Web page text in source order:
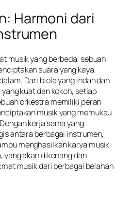
Harmoni dari
musik yang berbeda, sebuah
suara yang kaya,
Dari biola yang indah dan
kuat dan kokoh, setiap
orkestra memiliki peran
musik yang memukau
kerja sama yang
antara berbagai instrumen,
menghasilkan karya musik
yang akan dikenang dan
musik dari berbagai belahan